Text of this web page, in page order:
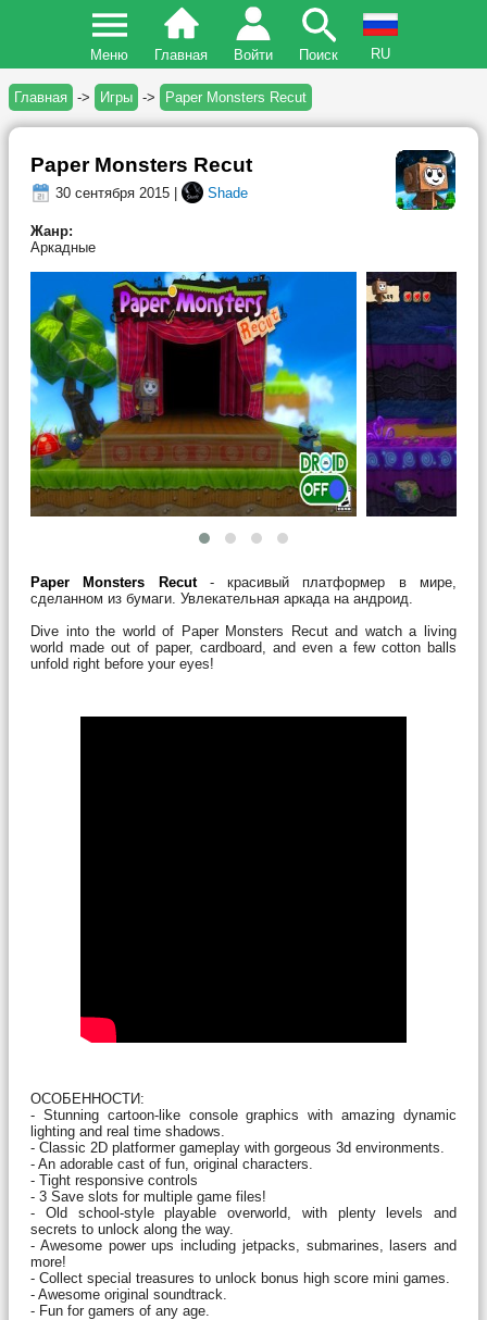
Меню Главная Войти Поиск RU
Главная -> Игры -> Paper Monsters Recut
Paper Monsters Recut
30 сентября 2015 | Shade
Жанр:
Аркадные
Paper Monsters Recut- красивый платформер в мире,
сделанном из бумаги. Увлекательная аркада на андроид.
Dive into the world of Paper Monsters Recut and watch a living
world made out of paper, cardboard, and even a few cotton balls
unfold right before your eyes!
ОСОБЕННОСТИ:
- Stunning cartoon-like console graphics with amazing dynamic
lighting and real time shadows.
- Classic 2D platformer gameplay with gorgeous 3d environments.
- An adorable cast of fun, original characters.
- Tight responsive controls
- 3 Save slots for multiple game files!
- Old school-style playable overworld, with plenty levels and
secrets to unlock along the way.
- Awesome power ups including jetpacks, submarines, lasers and
more!
- Collect special treasures to unlock bonus high score mini games.
- Awesome original soundtrack.
- Fun for gamers of any age.